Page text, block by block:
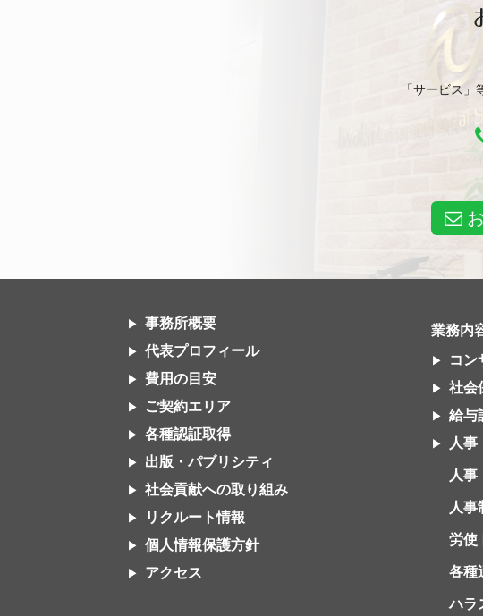
「サービス
事務所概要
代表プロフィール
費用の目安
ご契約エリア
各種認証取得
出版・パブリシティ
社会貢献への取り組み
リクルート情報
個人情報保護方針
アクセス
業務内
コン
社会
給与
人事
人事
人事
労使
各種
ハラ